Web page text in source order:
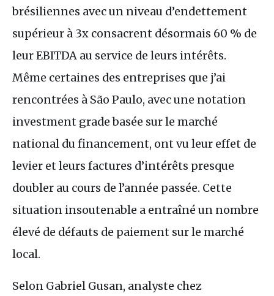
brésiliennes avec un niveau d’endettement
supérieur à 3x consacrent désormais 60 % de
leur EBITDA au service de leurs intérêts.
Même certaines des entreprises que j’ai
rencontrées à São Paulo, avec une notation
investment grade basée sur le marché
national du financement, ont vu leur effet de
levier et leurs factures d’intérêts presque
doubler au cours de l’année passée. Cette
situation insoutenable a entraîné un nombre
élevé de défauts de paiement sur le marché
local.
Selon Gabriel Gusan, analyste chez